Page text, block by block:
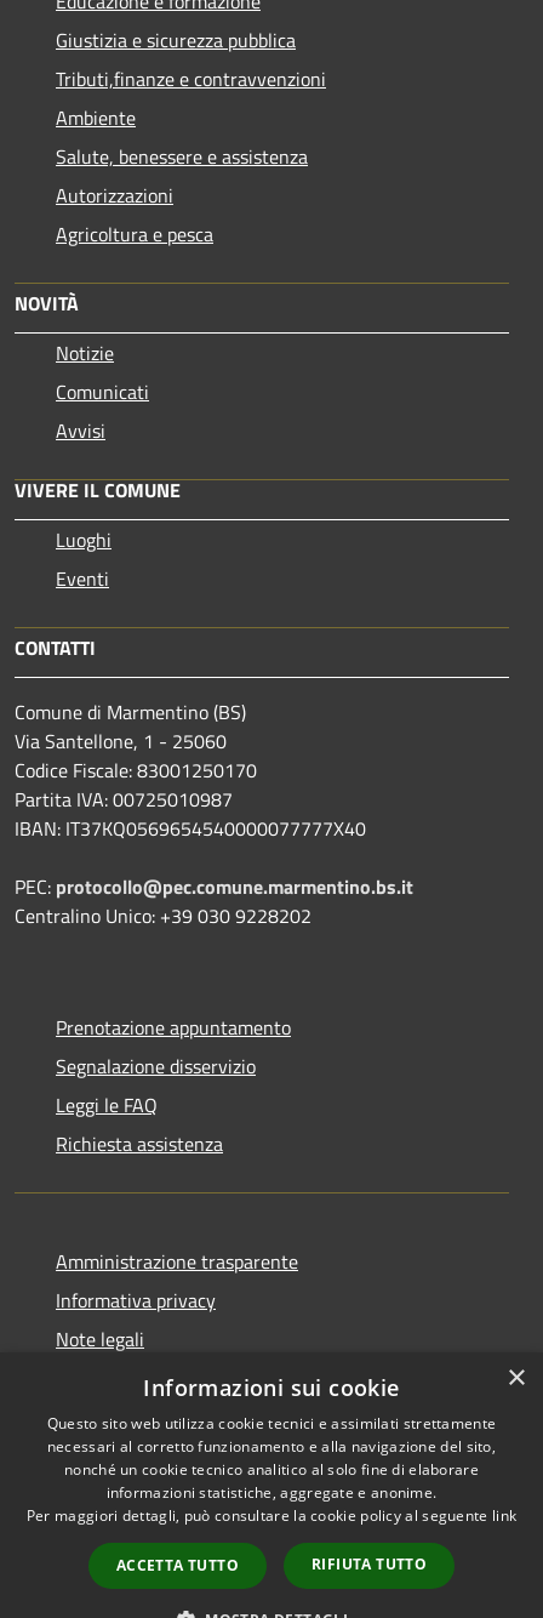
Giustizia e sicurezza pubblica
Tributi,finanze e contravvenzioni
Ambiente
Salute, benessere e assistenza
Autorizzazioni
Agricoltura e pesca
NOVITÀ
Notizie
Comunicati
Avvisi
VIVERE IL COMUNE
Luoghi
Eventi
CONTATTI
Comune di Marmentino (BS)
Via Santellone, 1 - 25060
Codice Fiscale: 83001250170
Partita IVA: 00725010987
IBAN: IT37KQ0569654540000077777X40
PEC: protocollo@pec.comune.marmentino.bs.it
Centralino Unico: +39 030 9228202
Prenotazione appuntamento
Segnalazione disservizio
Leggi le FAQ
Richiesta assistenza
Amministrazione trasparente
Informativa privacy
Note legali
Dichiarazione di accessibilità
Accessibilità
Copyright © 2026 • Comune di
Marmentino • Powered by
Municipium•
Accesso
redazione
×
Informazioni sui cookie
Questo sito web utilizza cookie tecnici e assimilati strettamente
necessari al corretto funzionamento e alla navigazione del sito,
nonché un cookie tecnico analitico al solo fine di elaborare
informazioni statistiche, aggregate e anonime.
Per maggiori dettagli, può consultare la cookie policy al seguente link
ACCETTA TUTTO RIFIUTA TUTTO